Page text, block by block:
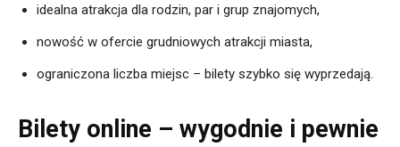
idealna atrakcja dla rodzin, par i grup znajomych,
nowość w ofercie grudniowych atrakcji miasta,
ograniczona liczba miejsc – bilety szybko się wyprzedają.
Bilety online – wygodnie i pewnie